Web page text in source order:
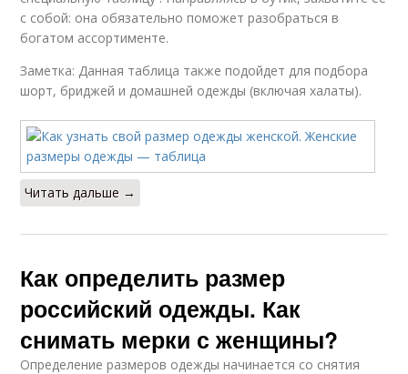
с собой: она обязательно поможет разобраться в
богатом ассортименте.
Заметка: Данная таблица также подойдет для подбора
шорт, бриджей и домашней одежды (включая халаты).
Читать дальше →
Как определить размер
российский одежды. Как
снимать мерки с женщины?
Определение размеров одежды начинается со снятия